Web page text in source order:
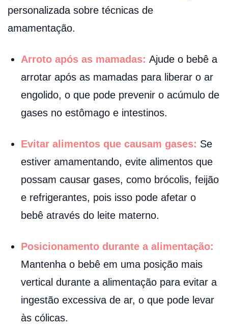
personalizada sobre técnicas de
amamentação.
Arroto após as mamadas: Ajude o bebê a
arrotar após as mamadas para liberar o ar
engolido, o que pode prevenir o acúmulo de
gases no estômago e intestinos.
Evitar alimentos que causam gases: Se
estiver amamentando, evite alimentos que
possam causar gases, como brócolis, feijão
e refrigerantes, pois isso pode afetar o
bebê através do leite materno.
Posicionamento durante a alimentação:
Mantenha o bebê em uma posição mais
vertical durante a alimentação para evitar a
ingestão excessiva de ar, o que pode levar
às cólicas.